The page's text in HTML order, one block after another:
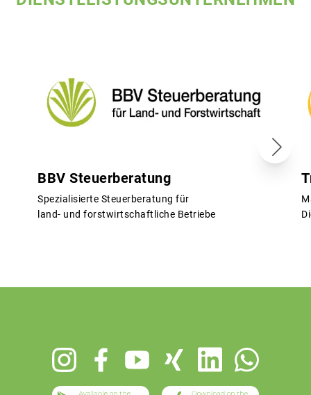
BBV Steuerberatung
Spezialisierte Steuerberatung für
land- und forstwirtschaftliche Betriebe